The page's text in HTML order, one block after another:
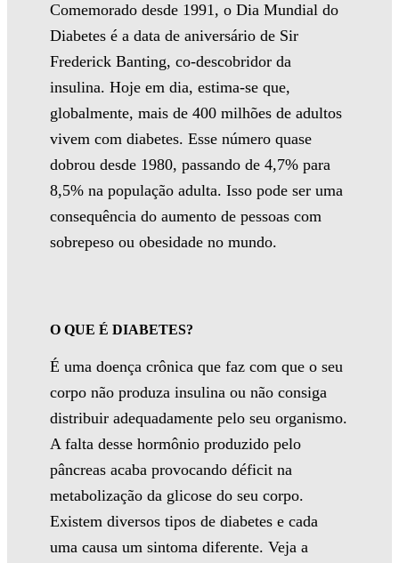
Comemorado desde 1991, o Dia Mundial do
Diabetes é a data de aniversário de Sir
Frederick Banting, co-descobridor da
insulina. Hoje em dia, estima-se que,
globalmente, mais de 400 milhões de adultos
vivem com diabetes. Esse número quase
dobrou desde 1980, passando de 4,7% para
8,5% na população adulta. Isso pode ser uma
consequência do aumento de pessoas com
sobrepeso ou obesidade no mundo.
O QUE É DIABETES?
É uma doença crônica que faz com que o seu
corpo não produza insulina ou não consiga
distribuir adequadamente pelo seu organismo.
A falta desse hormônio produzido pelo
pâncreas acaba provocando déficit na
metabolização da glicose do seu corpo.
Existem diversos tipos de diabetes e cada
uma causa um sintoma diferente. Veja a